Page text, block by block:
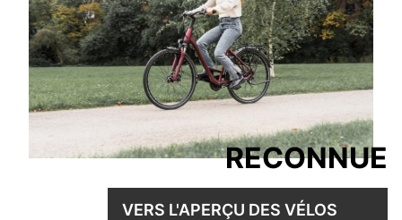
RECONNUE
VERS L'APERÇU DES VÉLOS